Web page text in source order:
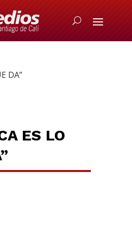
DA”
ES LO